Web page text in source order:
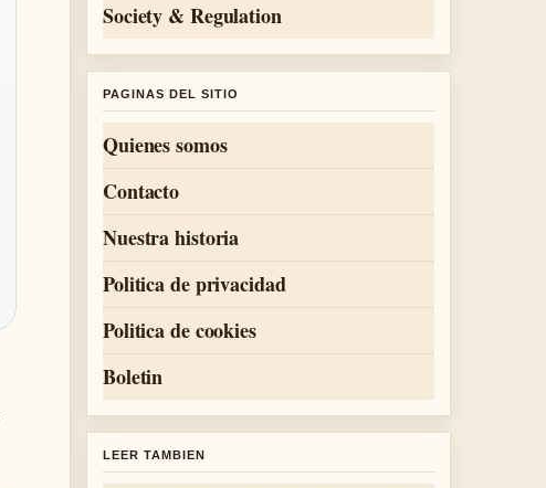
Society & Regulation
PAGINAS DEL SITIO
Quienes somos
Contacto
Nuestra historia
Politica de privacidad
Politica de cookies
Boletin
LEER TAMBIEN